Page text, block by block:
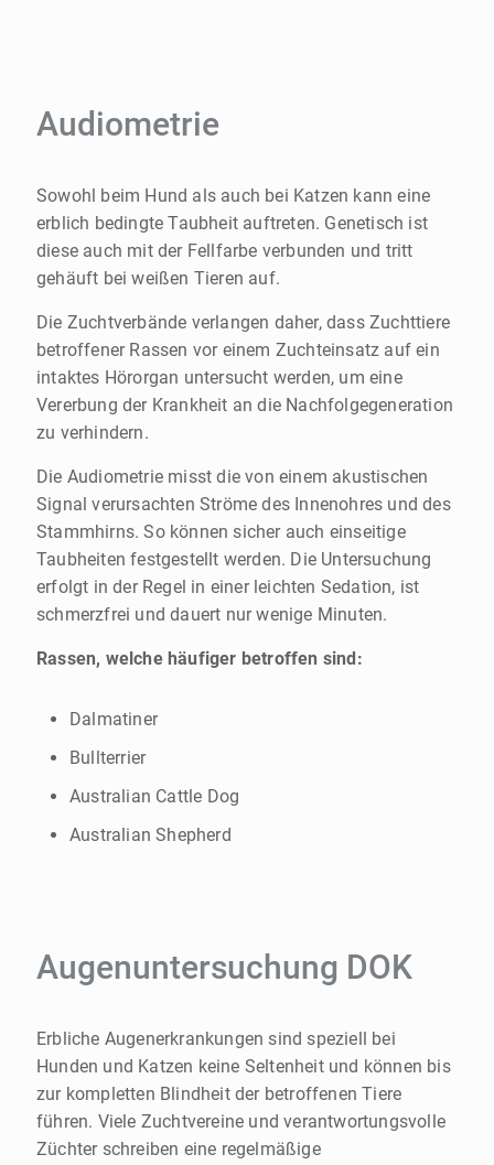
Audiometrie
Sowohl beim Hund als auch bei Katzen kann eine
erblich bedingte Taubheit auftreten. Genetisch ist
diese auch mit der Fellfarbe verbunden und tritt
gehäuft bei weißen Tieren auf.
Die Zuchtverbände verlangen daher, dass Zuchttiere
betroffener Rassen vor einem Zuchteinsatz auf ein
intaktes Hörorgan untersucht werden, um eine
Vererbung der Krankheit an die Nachfolgegeneration
zu verhindern.
Die Audiometrie misst die von einem akustischen
Signal verursachten Ströme des Innenohres und des
Stammhirns. So können sicher auch einseitige
Taubheiten festgestellt werden. Die Untersuchung
erfolgt in der Regel in einer leichten Sedation, ist
schmerzfrei und dauert nur wenige Minuten.
Rassen, welche häufiger betroffen sind:
Dalmatiner
Bullterrier
Australian Cattle Dog
Australian Shepherd
Augenuntersuchung DOK
Erbliche Augenerkrankungen sind speziell bei
Hunden und Katzen keine Seltenheit und können bis
zur kompletten Blindheit der betroffenen Tiere
führen. Viele Zuchtvereine und verantwortungsvolle
Züchter schreiben eine regelmäßige